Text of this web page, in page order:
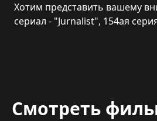
Хотим представить вашему
сериал - "Jurnalist", 154ая
Смотреть